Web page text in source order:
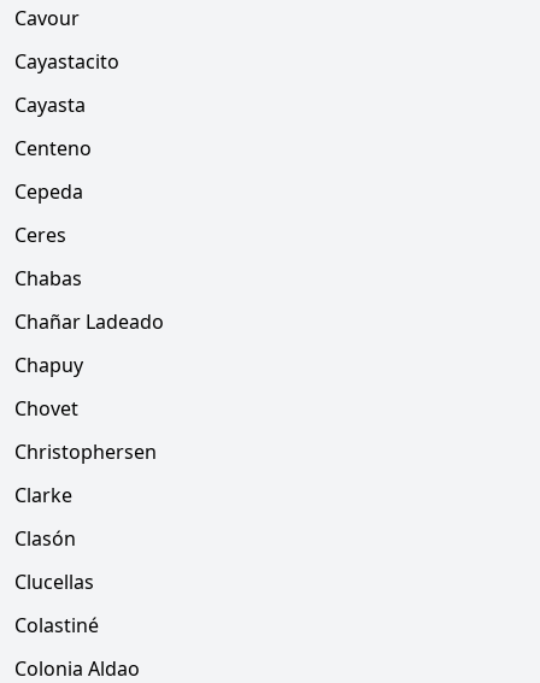
Cavour
Cayastacito
Cayasta
Centeno
Cepeda
Ceres
Chabas
Chañar Ladeado
Chapuy
Chovet
Christophersen
Clarke
Clasón
Clucellas
Colastiné
Colonia Aldao